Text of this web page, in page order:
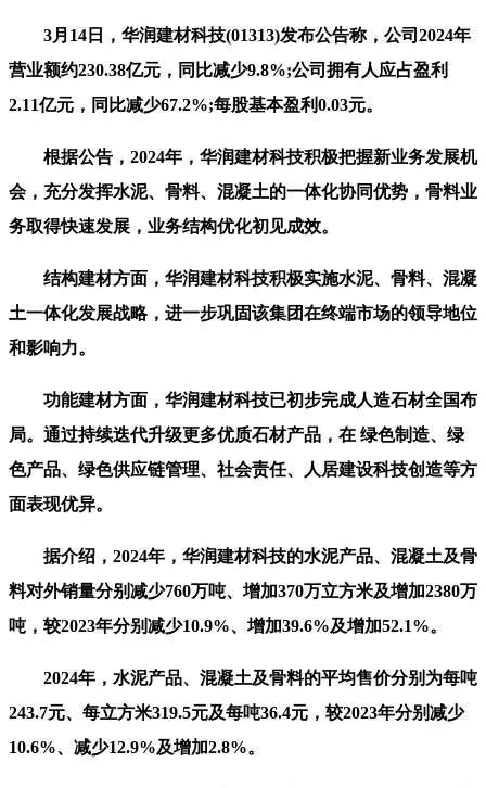
3月14日，华润建材科技(01313)发布公告称，公司2024年
营业额约230.38亿元，同比减少9.8%;公司拥有人应占盈利
2.11亿元，同比减少67.2%;每股基本盈利0.03元。
根据公告，2024年，华润建材科技积极把握新业务发展机
会，充分发挥水泥、骨料、混凝土的一体化协同优势，骨料业
务取得快速发展，业务结构优化初见成效。
结构建材方面，华润建材科技积极实施水泥、骨料、混凝
土一体化发展战略，进一步巩固该集团在终端市场的领导地位
和影响力。
功能建材方面，华润建材科技已初步完成人造石材全国布
局。通过持续迭代升级更多优质石材产品，在 绿色制造、绿
色产品、绿色供应链管理、社会责任、人居建设科技创造等方
面表现优异。
据介绍，2024年，华润建材科技的水泥产品、混凝土及骨
料对外销量分别减少760万吨、增加370万立方米及增加2380万
吨，较2023年分别减少10.9%、增加39.6%及增加52.1%。
2024年，水泥产品、混凝土及骨料的平均售价分别为每吨
243.7元、每立方米319.5元及每吨36.4元，较2023年分别减少
10.6%、减少12.9%及增加2.8%。